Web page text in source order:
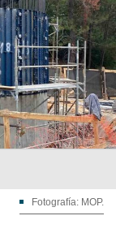
Fotografía: MOP.